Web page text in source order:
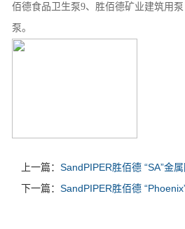
佰德食品卫生泵9、胜佰德矿业建筑用
泵。
上一篇： SandPIPER胜佰德 “SA”金
下一篇： SandPIPER胜佰德